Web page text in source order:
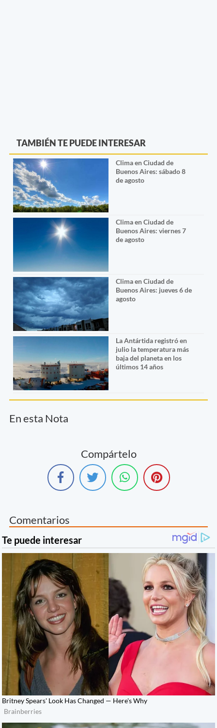
TAMBIÉN TE PUEDE INTERESAR
Clima en Ciudad de
Buenos Aires: sábado 8
de agosto
Clima en Ciudad de
Buenos Aires: viernes 7
de agosto
Clima en Ciudad de
Buenos Aires: jueves 6 de
agosto
La Antártida registró en
julio la temperatura más
baja del planeta en los
últimos 14 años
En esta Nota
Compártelo
Comentarios